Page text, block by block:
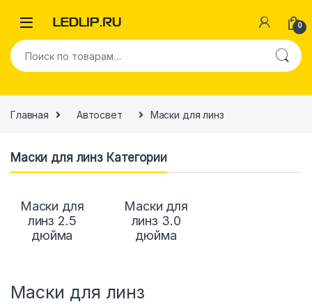
0
Главная Автосвет Маски для линз
Маски для линз Категории
Маски для
линз 2.5
дюйма
Маски для
линз 3.0
дюйма
Маски для линз